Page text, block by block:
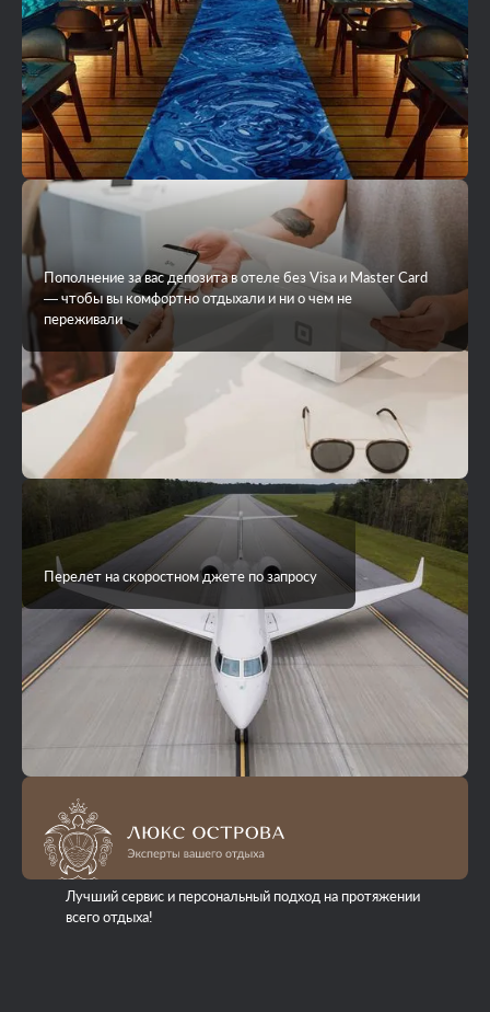
Пополнение за вас депозита в отеле без Visa и Master Card
— чтобы вы комфортно отдыхали и ни о чем не
переживали
Перелет на скоростном джете по запросу
Лучший сервис и персональный подход на протяжении
всего отдыха!